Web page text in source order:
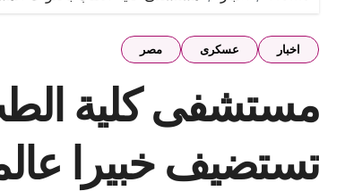
اخبار عسكرى مصر
مستشفى كلية
تستضيف خبيرا